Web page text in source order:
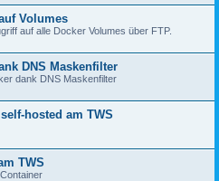
Volumes
auf alle Docker Volumes über FTP.
DNS Maskenfilter
dank DNS Maskenfilter
hosted am TWS
TWS